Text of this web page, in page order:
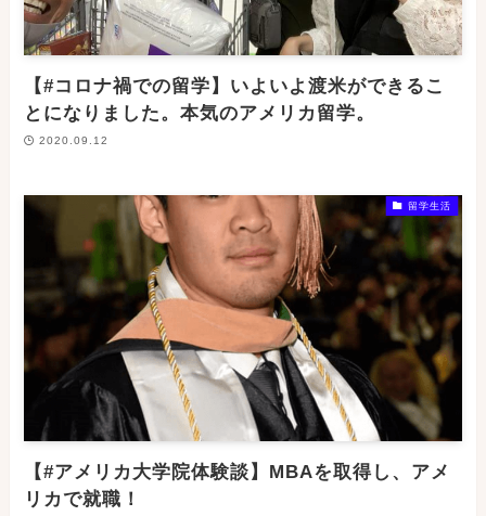
【#コロナ禍での留学】いよいよ渡米ができるこ
とになりました。本気のアメリカ留学。
2020.09.12
留学生活
【#アメリカ大学院体験談】MBAを取得し、アメ
リカで就職！